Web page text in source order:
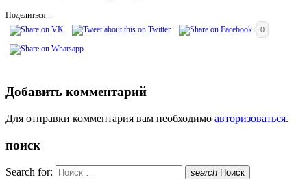
Поделиться...
0
Добавить комментарий
Для отправки комментария вам необходимо авторизоваться.
поиск
Search for: search Поиск